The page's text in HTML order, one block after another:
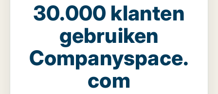
30.000 klanten
gebruiken
Companyspace.
com